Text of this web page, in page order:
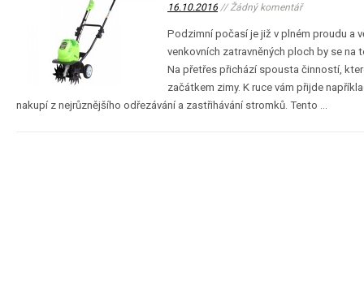
16.10.2016 // Žádný komentář
Podzimní počasí je již v plném proudu a
venkovních zatravněných ploch by se
Na přetřes přichází spousta činností,
začátkem zimy. K ruce vám přijde
nakupí z nejrůznějšího odřezávání a zastřihávání stromků. Tento …